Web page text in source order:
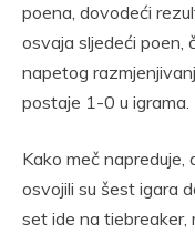
poena, dovodeći
osvaja sljedeći
napetog
postaje 1-0 u igrama.
Kako meč
osvojili su šest igara
set ide na